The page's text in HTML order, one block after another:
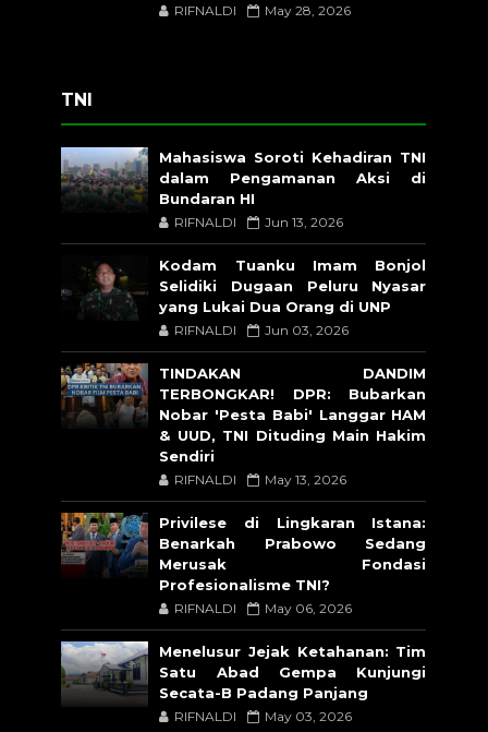
RIFNALDI May 28, 2026
TNI
Mahasiswa Soroti Kehadiran TNI
dalam Pengamanan Aksi di
Bundaran HI
RIFNALDI Jun 13, 2026
Kodam Tuanku Imam Bonjol
Selidiki Dugaan Peluru Nyasar
yang Lukai Dua Orang di UNP
RIFNALDI Jun 03, 2026
TINDAKAN DANDIM
TERBONGKAR! DPR: Bubarkan
Nobar 'Pesta Babi' Langgar HAM
& UUD, TNI Dituding Main Hakim
Sendiri
RIFNALDI May 13, 2026
Privilese di Lingkaran Istana:
Benarkah Prabowo Sedang
Merusak Fondasi
Profesionalisme TNI?
RIFNALDI May 06, 2026
Menelusur Jejak Ketahanan: Tim
Satu Abad Gempa Kunjungi
Secata-B Padang Panjang
RIFNALDI May 03, 2026